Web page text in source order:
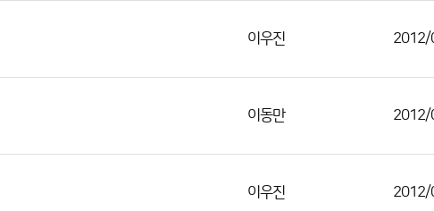
이우진 2012/
이동만 2012/
이우진 2012/